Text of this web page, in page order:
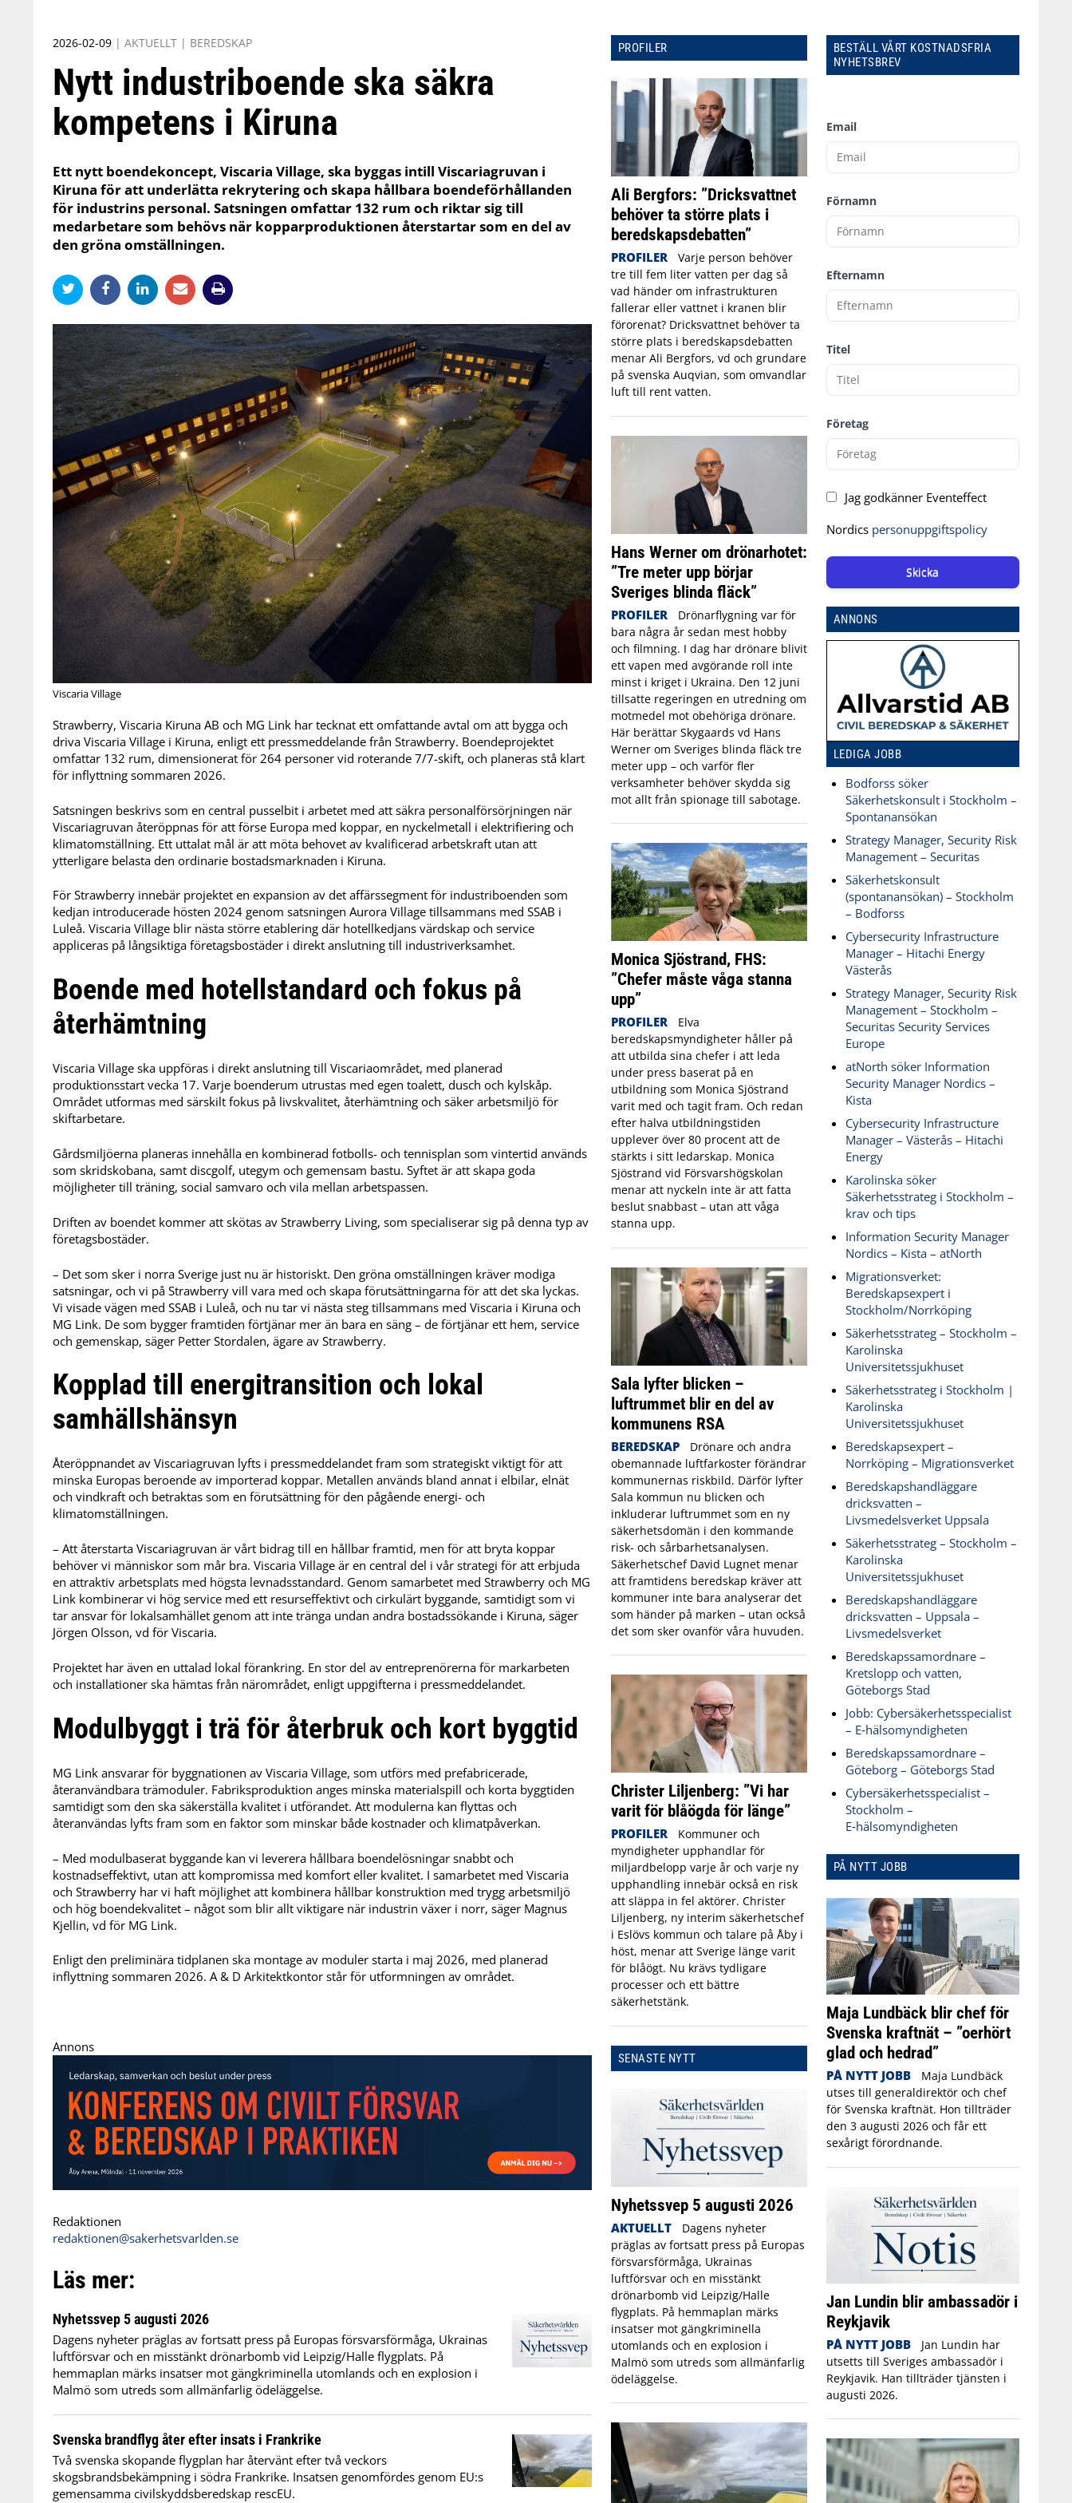
2026-02-09 | AKTUELLT | BEREDSKAP
Nytt industriboende ska säkra
kompetens i Kiruna
Ett nytt boendekoncept, Viscaria Village, ska byggas intill Viscariagruvan i
Kiruna för att underlätta rekrytering och skapa hållbara boendeförhållanden
för industrins personal. Satsningen omfattar 132 rum och riktar sig till
medarbetare som behövs när kopparproduktionen återstartar som en del av
den gröna omställningen.
Viscaria Village
Strawberry, Viscaria Kiruna AB och MG Link har tecknat ett omfattande avtal om att bygga och
driva Viscaria Village i Kiruna, enligt ett pressmeddelande från Strawberry. Boendeprojektet
omfattar 132 rum, dimensionerat för 264 personer vid roterande 7/7-skift, och planeras stå klart
för inflyttning sommaren 2026.
Satsningen beskrivs som en central pusselbit i arbetet med att säkra personalförsörjningen när
Viscariagruvan återöppnas för att förse Europa med koppar, en nyckelmetall i elektrifiering och
klimatomställning. Ett uttalat mål är att möta behovet av kvalificerad arbetskraft utan att
ytterligare belasta den ordinarie bostadsmarknaden i Kiruna.
För Strawberry innebär projektet en expansion av det affärssegment för industriboenden som
kedjan introducerade hösten 2024 genom satsningen Aurora Village tillsammans med SSAB i
Luleå. Viscaria Village blir nästa större etablering där hotellkedjans värdskap och service
appliceras på långsiktiga företagsbostäder i direkt anslutning till industriverksamhet.
Boende med hotellstandard och fokus på
återhämtning
Viscaria Village ska uppföras i direkt anslutning till Viscariaområdet, med planerad
produktionsstart vecka 17. Varje boenderum utrustas med egen toalett, dusch och kylskåp.
Området utformas med särskilt fokus på livskvalitet, återhämtning och säker arbetsmiljö för
skiftarbetare.
Gårdsmiljöerna planeras innehålla en kombinerad fotbolls- och tennisplan som vintertid används
som skridskobana, samt discgolf, utegym och gemensam bastu. Syftet är att skapa goda
möjligheter till träning, social samvaro och vila mellan arbetspassen.
Driften av boendet kommer att skötas av Strawberry Living, som specialiserar sig på denna typ av
företagsbostäder.
– Det som sker i norra Sverige just nu är historiskt. Den gröna omställningen kräver modiga
satsningar, och vi på Strawberry vill vara med och skapa förutsättningarna för att det ska lyckas.
Vi visade vägen med SSAB i Luleå, och nu tar vi nästa steg tillsammans med Viscaria i Kiruna och
MG Link. De som bygger framtiden förtjänar mer än bara en säng – de förtjänar ett hem, service
och gemenskap, säger Petter Stordalen, ägare av Strawberry.
Kopplad till energitransition och lokal
samhällshänsyn
Återöppnandet av Viscariagruvan lyfts i pressmeddelandet fram som strategiskt viktigt för att
minska Europas beroende av importerad koppar. Metallen används bland annat i elbilar, elnät
och vindkraft och betraktas som en förutsättning för den pågående energi- och
klimatomställningen.
– Att återstarta Viscariagruvan är vårt bidrag till en hållbar framtid, men för att bryta koppar
behöver vi människor som mår bra. Viscaria Village är en central del i vår strategi för att erbjuda
en attraktiv arbetsplats med högsta levnadsstandard. Genom samarbetet med Strawberry och MG
Link kombinerar vi hög service med ett resurseffektivt och cirkulärt byggande, samtidigt som vi
tar ansvar för lokalsamhället genom att inte tränga undan andra bostadssökande i Kiruna, säger
Jörgen Olsson, vd för Viscaria.
Projektet har även en uttalad lokal förankring. En stor del av entreprenörerna för markarbeten
och installationer ska hämtas från närområdet, enligt uppgifterna i pressmeddelandet.
Modulbyggt i trä för återbruk och kort byggtid
MG Link ansvarar för byggnationen av Viscaria Village, som utförs med prefabricerade,
återanvändbara trämoduler. Fabriksproduktion anges minska materialspill och korta byggtiden
samtidigt som den ska säkerställa kvalitet i utförandet. Att modulerna kan flyttas och
återanvändas lyfts fram som en faktor som minskar både kostnader och klimatpåverkan.
– Med modulbaserat byggande kan vi leverera hållbara boendelösningar snabbt och
kostnadseffektivt, utan att kompromissa med komfort eller kvalitet. I samarbetet med Viscaria
och Strawberry har vi haft möjlighet att kombinera hållbar konstruktion med trygg arbetsmiljö
och hög boendekvalitet – något som blir allt viktigare när industrin växer i norr, säger Magnus
Kjellin, vd för MG Link.
Enligt den preliminära tidplanen ska montage av moduler starta i maj 2026, med planerad
inflyttning sommaren 2026. A & D Arkitektkontor står för utformningen av området.
Annons
Redaktionen
redaktionen@sakerhetsvarlden.se
Läs mer:
Nyhetssvep 5 augusti 2026
Dagens nyheter präglas av fortsatt press på Europas försvarsförmåga, Ukrainas
luftförsvar och en misstänkt drönarbomb vid Leipzig/Halle flygplats. På
hemmaplan märks insatser mot gängkriminella utomlands och en explosion i
Malmö som utreds som allmänfarlig ödeläggelse.
Svenska brandflyg åter efter insats i Frankrike
Två svenska skopande flygplan har återvänt efter två veckors
skogsbrandsbekämpning i södra Frankrike. Insatsen genomfördes genom EU:s
gemensamma civilskyddsberedskap rescEU.
PROFILER
Ali Bergfors: ”Dricksvattnet
behöver ta större plats i
beredskapsdebatten”
PROFILER
Varje person behöver
tre till fem liter vatten per dag så
vad händer om infrastrukturen
fallerar eller vattnet i kranen blir
förorenat? Dricksvattnet behöver ta
större plats i beredskapsdebatten
menar Ali Bergfors, vd och grundare
på svenska Auqvian, som omvandlar
luft till rent vatten.
Hans Werner om drönarhotet:
”Tre meter upp börjar
Sveriges blinda fläck”
PROFILER
Drönarflygning var för
bara några år sedan mest hobby
och filmning. I dag har drönare blivit
ett vapen med avgörande roll inte
minst i kriget i Ukraina. Den 12 juni
tillsatte regeringen en utredning om
motmedel mot obehöriga drönare.
Här berättar Skygaards vd Hans
Werner om Sveriges blinda fläck tre
meter upp – och varför fler
verksamheter behöver skydda sig
mot allt från spionage till sabotage.
Monica Sjöstrand, FHS:
”Chefer måste våga stanna
upp”
PROFILER
Elva
beredskapsmyndigheter håller på
att utbilda sina chefer i att leda
under press baserat på en
utbildning som Monica Sjöstrand
varit med och tagit fram. Och redan
efter halva utbildningstiden
upplever över 80 procent att de
stärkts i sitt ledarskap. Monica
Sjöstrand vid Försvarshögskolan
menar att nyckeln inte är att fatta
beslut snabbast – utan att våga
stanna upp.
Sala lyfter blicken –
luftrummet blir en del av
kommunens RSA
BEREDSKAP
Drönare och andra
obemannade luftfarkoster förändrar
kommunernas riskbild. Därför lyfter
Sala kommun nu blicken och
inkluderar luftrummet som en ny
säkerhetsdomän i den kommande
risk- och sårbarhetsanalysen.
Säkerhetschef David Lugnet menar
att framtidens beredskap kräver att
kommuner inte bara analyserar det
som händer på marken – utan också
det som sker ovanför våra huvuden.
Christer Liljenberg: ”Vi har
varit för blåögda för länge”
PROFILER
Kommuner och
myndigheter upphandlar för
miljardbelopp varje år och varje ny
upphandling innebär också en risk
att släppa in fel aktörer. Christer
Liljenberg, ny interim säkerhetschef
i Eslövs kommun och talare på Åby i
höst, menar att Sverige länge varit
för blåögt. Nu krävs tydligare
processer och ett bättre
säkerhetstänk.
SENASTE NYTT
Nyhetssvep 5 augusti 2026
AKTUELLT
Dagens nyheter
präglas av fortsatt press på Europas
försvarsförmåga, Ukrainas
luftförsvar och en misstänkt
drönarbomb vid Leipzig/Halle
flygplats. På hemmaplan märks
insatser mot gängkriminella
utomlands och en explosion i
Malmö som utreds som allmänfarlig
ödeläggelse.
BESTÄLL VÅRT KOSTNADSFRIA
NYHETSBREV
Email
Förnamn
Efternamn
Titel
Företag
Jag godkänner Eventeffect
Nordics personuppgiftspolicy
Skicka
ANNONS
LEDIGA JOBB
Bodforss söker
Säkerhetskonsult i Stockholm –
Spontanansökan
Strategy Manager, Security Risk
Management – Securitas
Säkerhetskonsult
(spontanansökan) – Stockholm
– Bodforss
Cybersecurity Infrastructure
Manager – Hitachi Energy
Västerås
Strategy Manager, Security Risk
Management – Stockholm –
Securitas Security Services
Europe
atNorth söker Information
Security Manager Nordics –
Kista
Cybersecurity Infrastructure
Manager – Västerås – Hitachi
Energy
Karolinska söker
Säkerhetsstrateg i Stockholm –
krav och tips
Information Security Manager
Nordics – Kista – atNorth
Migrationsverket:
Beredskapsexpert i
Stockholm/Norrköping
Säkerhetsstrateg – Stockholm –
Karolinska
Universitetssjukhuset
Säkerhetsstrateg i Stockholm |
Karolinska
Universitetssjukhuset
Beredskapsexpert –
Norrköping – Migrationsverket
Beredskapshandläggare
dricksvatten –
Livsmedelsverket Uppsala
Säkerhetsstrateg – Stockholm –
Karolinska
Universitetssjukhuset
Beredskapshandläggare
dricksvatten – Uppsala –
Livsmedelsverket
Beredskapssamordnare –
Kretslopp och vatten,
Göteborgs Stad
Jobb: Cybersäkerhetsspecialist
– E‑hälsomyndigheten
Beredskapssamordnare –
Göteborg – Göteborgs Stad
Cybersäkerhetsspecialist –
Stockholm –
E‑hälsomyndigheten
PÅ NYTT JOBB
Maja Lundbäck blir chef för
Svenska kraftnät – ”oerhört
glad och hedrad”
PÅ NYTT JOBB
Maja Lundbäck
utses till generaldirektör och chef
för Svenska kraftnät. Hon tillträder
den 3 augusti 2026 och får ett
sexårigt förordnande.
Jan Lundin blir ambassadör i
Reykjavik
PÅ NYTT JOBB
Jan Lundin har
utsetts till Sveriges ambassadör i
Reykjavik. Han tillträder tjänsten i
augusti 2026.